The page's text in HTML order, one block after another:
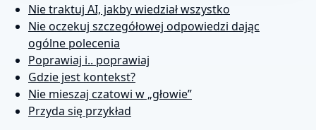
Nie traktuj AI, jakby wiedział wszystko
Nie oczekuj szczegółowej odpowiedzi dając
ogólne polecenia
Poprawiaj i.. poprawiaj
Gdzie jest kontekst?
Nie mieszaj czatowi w „głowie”
Przyda się przykład